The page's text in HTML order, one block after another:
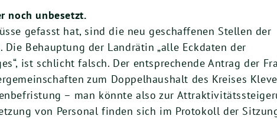
noch unbesetzt.
gefasst hat, sind die neu geschaffenen Stellen der
Behauptung der Landrätin „alle Eckdaten der
ist schlicht falsch. Der entsprechende Antrag der
zum Doppelhaushalt des Kreises
– man könnte also zur
von Personal finden sich im Protokoll der